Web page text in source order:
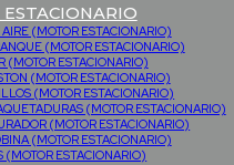
(MOTOR ESTACIONARIO)
(MOTOR ESTACIONARIO)
(MOTOR ESTACIONARIO)
(MOTOR ESTACIONARIO)
(MOTOR ESTACIONARIO)
(MOTOR ESTACIONARIO)
(MOTOR ESTACIONARIO)
(MOTOR ESTACIONARIO)
(MOTOR ESTACIONARIO)